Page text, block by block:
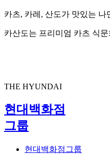
카츠, 카레, 산도가 맛있는 나
카산도는 프리미엄 카츠 식
THE HYUNDAI
현대백화점
그룹
현대백화점그룹